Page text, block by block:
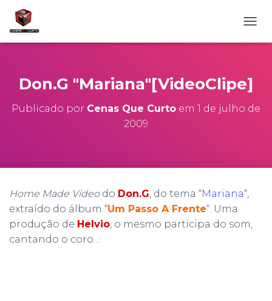
L
R
R
G
Don.G "Mariana"[VideoClipe]
Publicado por Cenas Que Curto em 1 de julho de
2009
Home Made Vídeodo Don.G, do tema “Mariana“,
extraído do álbum “Um Passo A Frente“. Uma
produção de Helvio, o mesmo participa do som,
cantando o coro…